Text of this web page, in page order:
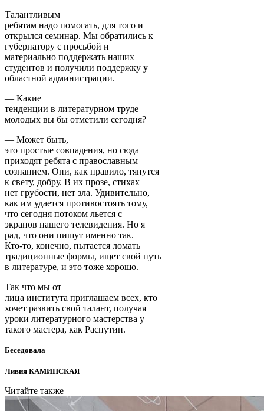
Талантливым
ребятам надо помогать, для того и
открылся семинар. Мы обратились к
губернатору с просьбой и
материально поддержать наших
студентов и получили поддержку у
областной администрации.
— Какие
тенденции в литературном труде
молодых вы бы отметили сегодня?
— Может быть,
это простые совпадения, но сюда
приходят ребята с православным
сознанием. Они, как правило, тянутся
к свету, добру. В их прозе, стихах
нет грубости, нет зла. Удивительно,
как им удается противостоять тому,
что сегодня потоком льется с
экранов нашего телевидения. Но я
рад, что они пишут именно так.
Кто-то, конечно, пытается ломать
традиционные формы, ищет свой путь
в литературе, и это тоже хорошо.
Так что мы от
лица института приглашаем всех, кто
хочет развить свой талант, получая
уроки литературного мастерства у
такого мастера, как Распутин.
Беседовала
Ливия КАМИНСКАЯ
Читайте также